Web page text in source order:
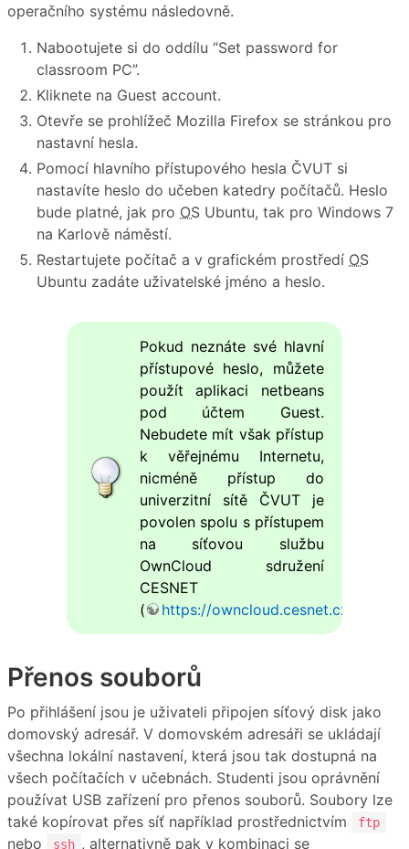
operačního systému následovně.
Nabootujete si do oddílu “Set password for
classroom PC”.
Kliknete na Guest account.
Otevře se prohlížeč Mozilla Firefox se stránkou pro
nastavní hesla.
Pomocí hlavního přístupového hesla ČVUT si
nastavíte heslo do učeben katedry počítačů. Heslo
bude platné, jak pro OS Ubuntu, tak pro Windows 7
na Karlově náměstí.
Restartujete počítač a v grafickém prostředí OS
Ubuntu zadáte uživatelské jméno a heslo.
Pokud neznáte své hlavní
přístupové heslo, můžete
použít aplikaci netbeans
pod účtem Guest.
Nebudete mít však přístup
k věřejnému Internetu,
nicméně přístup do
univerzitní sítě ČVUT je
povolen spolu s přístupem
na síťovou službu
OwnCloud sdružení
CESNET
(
https://owncloud.cesnet.cz
Přenos souborů
Po přihlášení jsou je uživateli připojen síťový disk jako
domovský adresář. V domovském adresáři se ukládají
všechna lokální nastavení, která jsou tak dostupná na
všech počítačích v učebnách. Studenti jsou oprávnění
používat USB zařízení pro přenos souborů. Soubory lze
také kopírovat přes síť například prostřednictvím
ftp
nebo ssh , alternativně pak v kombinaci se